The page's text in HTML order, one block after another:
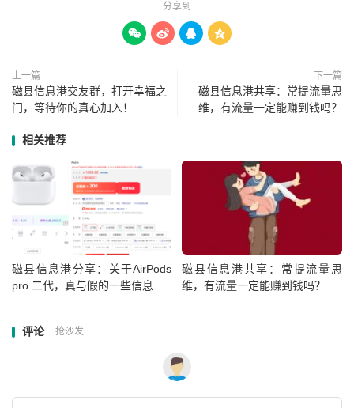
分享到
   
上一篇
磁县信息港交友群，打开幸福之
门，等待你的真心加入！
下一篇
磁县信息港共享：常提流量思
维，有流量一定能赚到钱吗？
相关推荐
磁县信息港分享：关于AirPods
pro 二代，真与假的一些信息
磁县信息港共享：常提流量思
维，有流量一定能赚到钱吗？
评论 抢沙发